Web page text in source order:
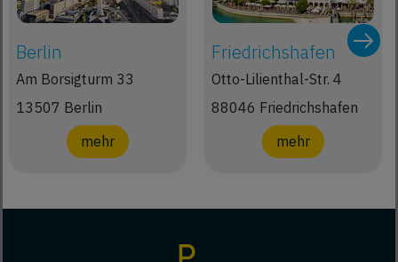
Berlin
Am Borsigturm 33
13507 Berlin
mehr
Friedrichshafen
Otto-Lilienthal-Str. 4
88046 Friedrichshafen
mehr